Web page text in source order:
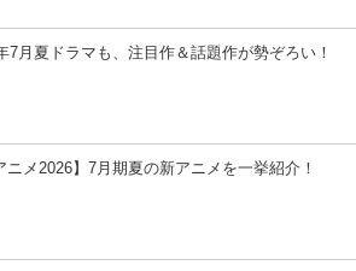
7月夏ドラマも、注目作＆話題作が勢ぞろい！
ニメ2026】7月期夏の新アニメを一挙紹介！